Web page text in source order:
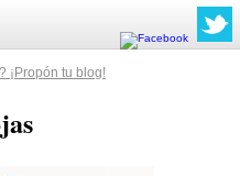
¡Propón tu blog!